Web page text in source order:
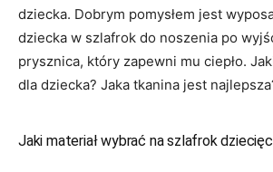
dziecka. Dobrym pomysłem jest
dziecka w szlafrok do noszenia po
prysznica, który zapewni mu ciepło.
dla dziecka? Jaka tkanina jest
Jaki materiał wybrać na szlafrok